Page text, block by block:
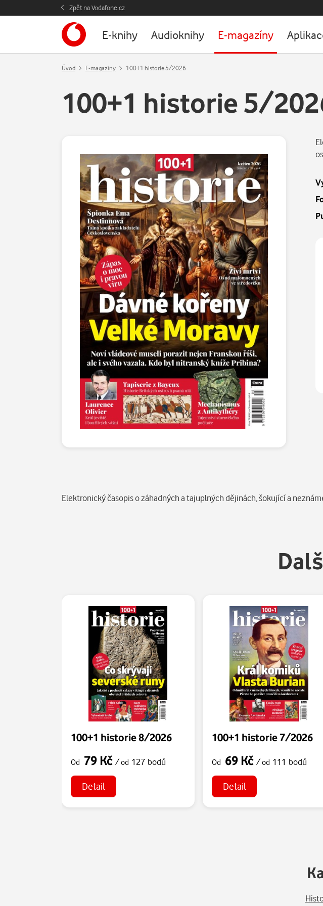
Zpět na Vodafone.cz
E-knihy Audioknihy E-magazíny
Úvod E-magazíny 100+1 historie 5/2026
100+1 historie 5/
Elektronický časopis o záhadných a tajuplných dějinách, šokující a
100+1 historie 8/2026
Od 79 Kč /od 127 bodů
Detail
100+1 historie 7/2026
Od 69 Kč /od 111 bodů
Detail